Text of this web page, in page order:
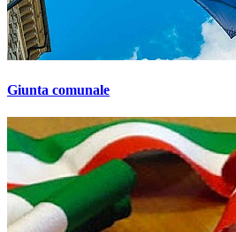
Giunta comunale